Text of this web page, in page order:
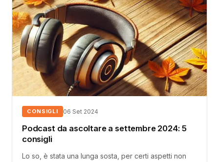
CONSIGLI 06 Set 2024
Podcast da ascoltare a settembre 2024: 5
consigli
Lo so, è stata una lunga sosta, per certi aspetti non